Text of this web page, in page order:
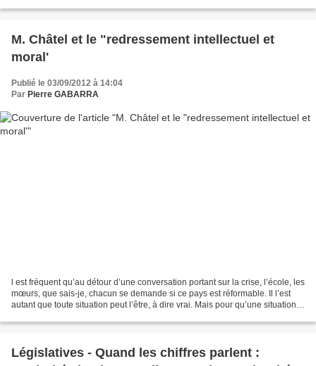
M. Châtel et le "redressement intellectuel et
moral'
Publié le 03/09/2012 à 14:04
Par Pierre GABARRA
l est fréquent qu’au détour d’une conversation portant sur la crise, l’école, les
mœurs, que sais-je, chacun se demande si ce pays est réformable. Il l’est
autant que toute situation peut l’être, à dire vrai. Mais pour qu’une situation
Législatives - Quand les chiffres parlent :